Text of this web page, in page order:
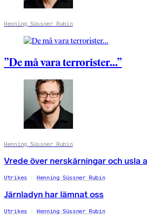
Henning Süssner Rubin
”De må vara terrorister…”
Henning Süssner Rubin
Vrede över nerskärningar och usla
Utrikes Henning Süssner Rubin
Järnladyn har lämnat oss
Utrikes Henning Süssner Rubin